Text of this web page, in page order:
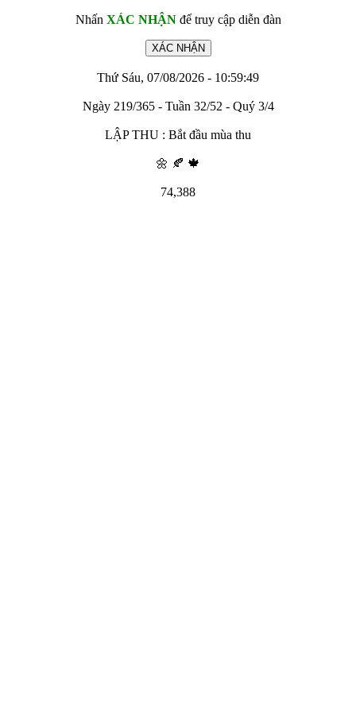
Nhấn XÁC NHẬNđể truy cập diễn đàn
Thứ Sáu, 07/08/2026 - 10:59:49
Ngày 219/365 - Tuần 32/52 - Quý 3/4
LẬP THU : Bắt đầu mùa thu
🌼 🍂 🍁
74,388